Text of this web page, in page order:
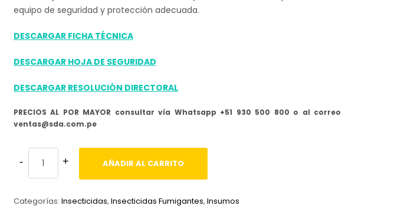
equipo de seguridad y protección adecuada.
DESCARGAR FICHA TÉCNICA
DESCARGAR HOJA DE SEGURIDAD
DESCARGAR RESOLUCIÓN DIRECTORAL
PRECIOS AL POR MAYOR consultar vía Whatsapp +51 930 500 800 o al correo
ventas@sda.com.pe
AÑADIR AL CARRITO
Categorías: Insecticidas, Insecticidas Fumigantes, Insumos